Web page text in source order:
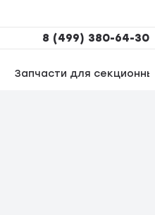
8 (499) 380-64-30
Запчасти для